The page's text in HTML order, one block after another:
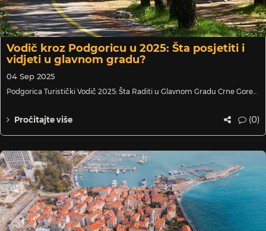
Vodič kroz Podgoricu u 2025: Šta posjetiti i
vidjeti u glavnom gradu?
04 Sep 2025
Podgorica Turistički Vodič 2025: Šta Raditi u Glavnom Gradu Crne Gore...
Pročitajte više (0)